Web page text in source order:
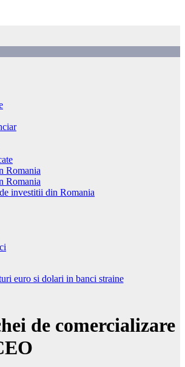
Romania
Romania
investitii din Romania
de comercializare